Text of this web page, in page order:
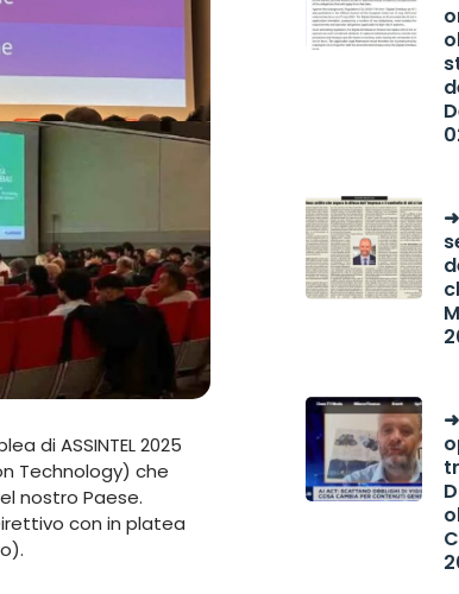
di ASSINTEL 2025
Technology) che
nostro Paese.
con in platea